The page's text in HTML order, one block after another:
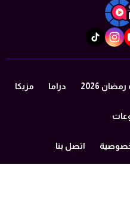
instagram
tiktok
2026 دراما مزيكا
اتصل بنا